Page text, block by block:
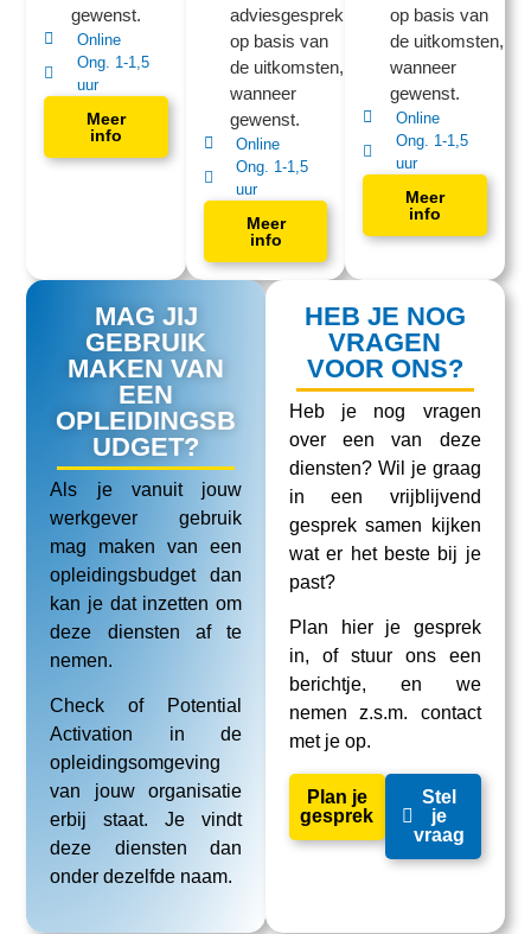
gewenst.
Online
Ong. 1-1,5
uur
Meer
info
adviesgesprek
op basis van
de uitkomsten,
wanneer
gewenst.
Online
Ong. 1-1,5
uur
Meer
info
op basis van
de uitkomsten,
wanneer
gewenst.
Online
Ong. 1-1,5
uur
Meer
info
MAG JIJ
GEBRUIK
MAKEN VAN
EEN
OPLEIDINGSB
UDGET?
Als je vanuit jouw
werkgever gebruik
mag maken van een
opleidingsbudget dan
kan je dat inzetten om
deze diensten af te
nemen.
Check of Potential
Activation in de
opleidingsomgeving
van jouw organisatie
erbij staat. Je vindt
deze diensten dan
onder dezelfde naam.
HEB JE NOG
VRAGEN
VOOR ONS?
Heb je nog vragen
over een van deze
diensten? Wil je graag
in een vrijblijvend
gesprek samen kijken
wat er het beste bij je
past?
Plan hier je gesprek
in, of stuur ons een
berichtje, en we
nemen z.s.m. contact
met je op.
Plan je
gesprek
Stel
je
vraag